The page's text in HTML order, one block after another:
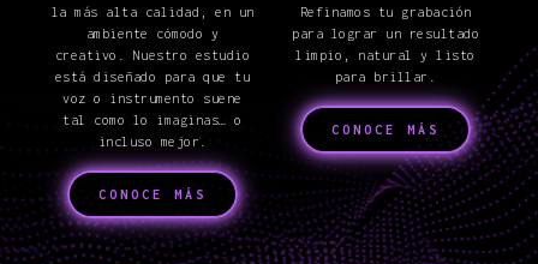
la más alta calidad, en un
ambiente cómodo y
creativo. Nuestro estudio
está diseñado para que tu
voz o instrumento suene
tal como lo imaginas… o
incluso mejor.
CONOCE MÁS
Refinamos tu grabación
para lograr un resultado
limpio, natural y listo
para brillar.
CONOCE MÁS